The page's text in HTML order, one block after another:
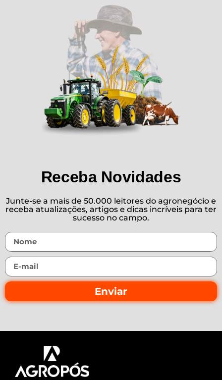
Receba Novidades
Junte-se a mais de 50.000 leitores do agronegócio e
receba atualizações, artigos e dicas incríveis para ter
sucesso no campo.
Enviar